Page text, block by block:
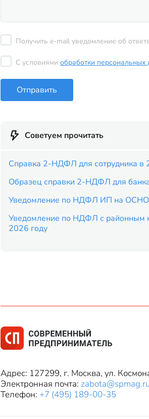
Получить e-mail уведомление об
С условиями обработки персональных
Отправить
Советуем прочитать
Справка 2-НДФЛ для сотрудника в
Образец справки 2-НДФЛ для
Уведомление по НДФЛ ИП на ОСНО
Уведомление по НДФЛ с районным
2026 году
Адрес: 127299, г. Москва, ул.
Электронная почта: zabota@spmag.ru
Телефон: +7 (495) 189-00-35